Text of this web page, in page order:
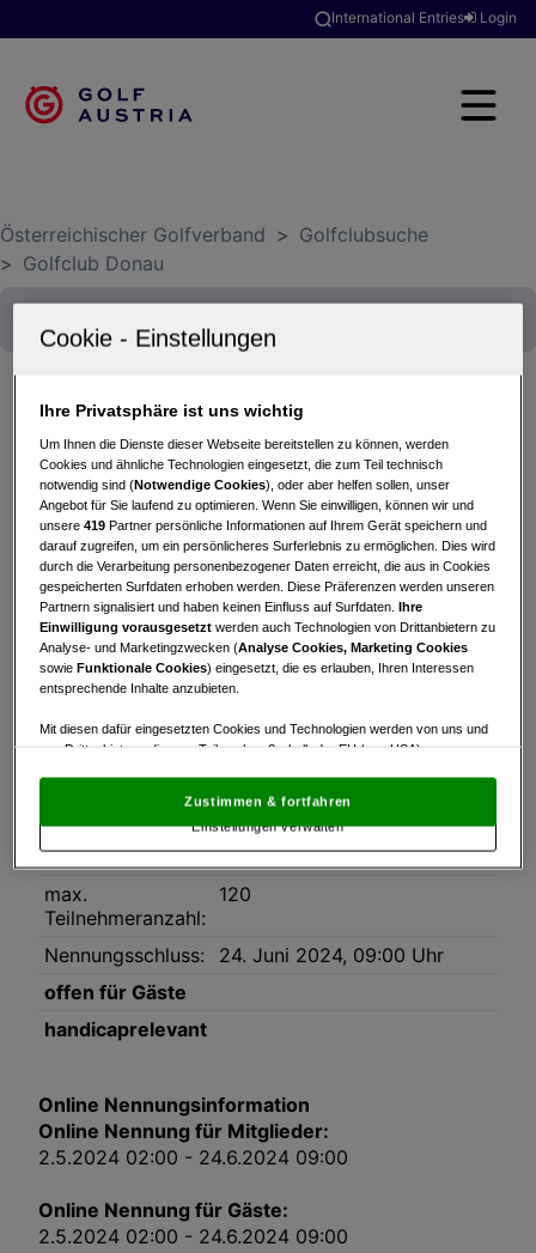
International Entries Login
Österreichischer Golfverband > Golfclubsuche
> Golfclub Donau
TURKISH AIRLINES & GOLFREISEN ARMBRÜSTER
24.06.2024 - Einzel (Stableford)
Golfclub Donau
Turnierinfo
Nennliste Startzeiten
Bruttowertung Nettowertung Statistik
Turnierinfo
Datum:
24.06.2024
Modus:
Stableford
Golf-Club Donau,
Championship Course 2019
Rundenanzahl:
1
max.
Teilnehmeranzahl:
120
Nennungsschluss:
24. Juni 2024, 09:00 Uhr
offen für Gäste
handicaprelevant
Online Nennungsinformation
Online Nennung für Mitglieder:
2.5.2024 02:00 - 24.6.2024 09:00
Online Nennung für Gäste:
2.5.2024 02:00 - 24.6.2024 09:00
Ihre Privatsphäre ist uns wichtig
Um Ihnen die Dienste dieser Webseite bereitstellen zu können, werden
Cookies und ähnliche Technologien eingesetzt, die zum Teil technisch
notwendig sind (Notwendige Cookies), oder aber helfen sollen, unser
Angebot für Sie laufend zu optimieren. Wenn Sie einwilligen, können wir und
unsere419 Partner persönliche Informationen auf Ihrem Gerät speichern und
darauf zugreifen, um ein persönlicheres Surferlebnis zu ermöglichen. Dies wird
durch die Verarbeitung personenbezogener Daten erreicht, die aus in Cookies
gespeicherten Surfdaten erhoben werden. Diese Präferenzen werden unseren
Partnern signalisiert und haben keinen Einfluss auf Surfdaten.Ihre
Einwilligung vorausgesetzt werden auch Technologien von Drittanbietern zu
Analyse- und Marketingzwecken (Analyse Cookies, Marketing Cookies
sowieFunktionale Cookies) eingesetzt, die es erlauben, Ihren Interessen
entsprechende Inhalte anzubieten.
Mit diesen dafür eingesetzten Cookies und Technologien werden von uns und
von Drittanbietern, die zum Teil auch außerhalb der EU (u.a. USA)
angemessenes Datenschutzniveau bescheinigt.Es besteht insbesondere
das Risiko, dass Ihre Daten dem Zugriff durch US-Behörden zu Kontroll- und
Überwachungszwecken unterliegen und dagegen keine wirksamen
Rechtsbehelfe zur Verfügung stehen.
Mit Klick auf „Zustimmen & fortfahren“ willigen Sie in die Verwendung
In den Einstellungen können Sie jederzeit Ihre Präferenzen verwalten und
Widerspruch gegen die Verarbeitung auf der Grundlage berechtigter
Interessen einlegen. Klicken Sie dazu auf „Cookie Einstellungen“, die sich auf
Link zur Datenschutzrichtlinie
Wir und unsere Partner verarbeiten Daten, um
Folgendes bereitzustellen:
Verwendung genauer Standortdaten. Endgeräteeigenschaften zur Identifikation
aktiv abfragen. Speichern von oder Zugriff auf Informationen auf einem
Endgerät. Personalisierte Werbung und Inhalte, Messung von Werbeleistung
und der Performance von Inhalten, Zielgruppenforschung sowie Entwicklung
Einstellungen verwalten
Zustimmen & fortfahren